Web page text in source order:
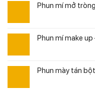
Phun mí mở
Phun mí make
Phun mày tán